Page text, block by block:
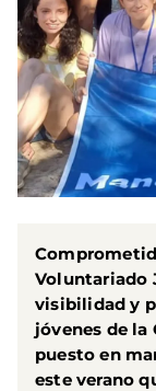
Voluntariado
visibilidad y
jóvenes de la
puesto en
este verano